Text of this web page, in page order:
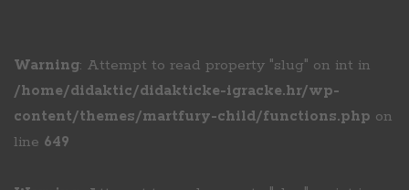
Warning: Attempt to read property "slug" on int in
/home/didaktic/didakticke-igracke.hr/wp-
content/themes/martfury-child/functions.php on
line 649